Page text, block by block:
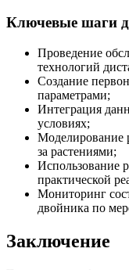
Ключевые шаги
Проведение
технологий
Создание
параметрами;
Интеграция
условиях;
Моделирование
за растениями;
Использование
практической
Мониторинг
двойника по
Заключение